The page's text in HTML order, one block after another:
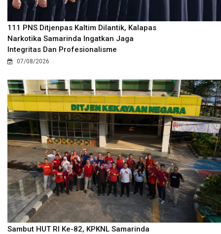
111 PNS Ditjenpas Kaltim Dilantik, Kalapas
Narkotika Samarinda Ingatkan Jaga
Integritas Dan Profesionalisme
07/08/2026
Sambut HUT RI Ke-82, KPKNL Samarinda